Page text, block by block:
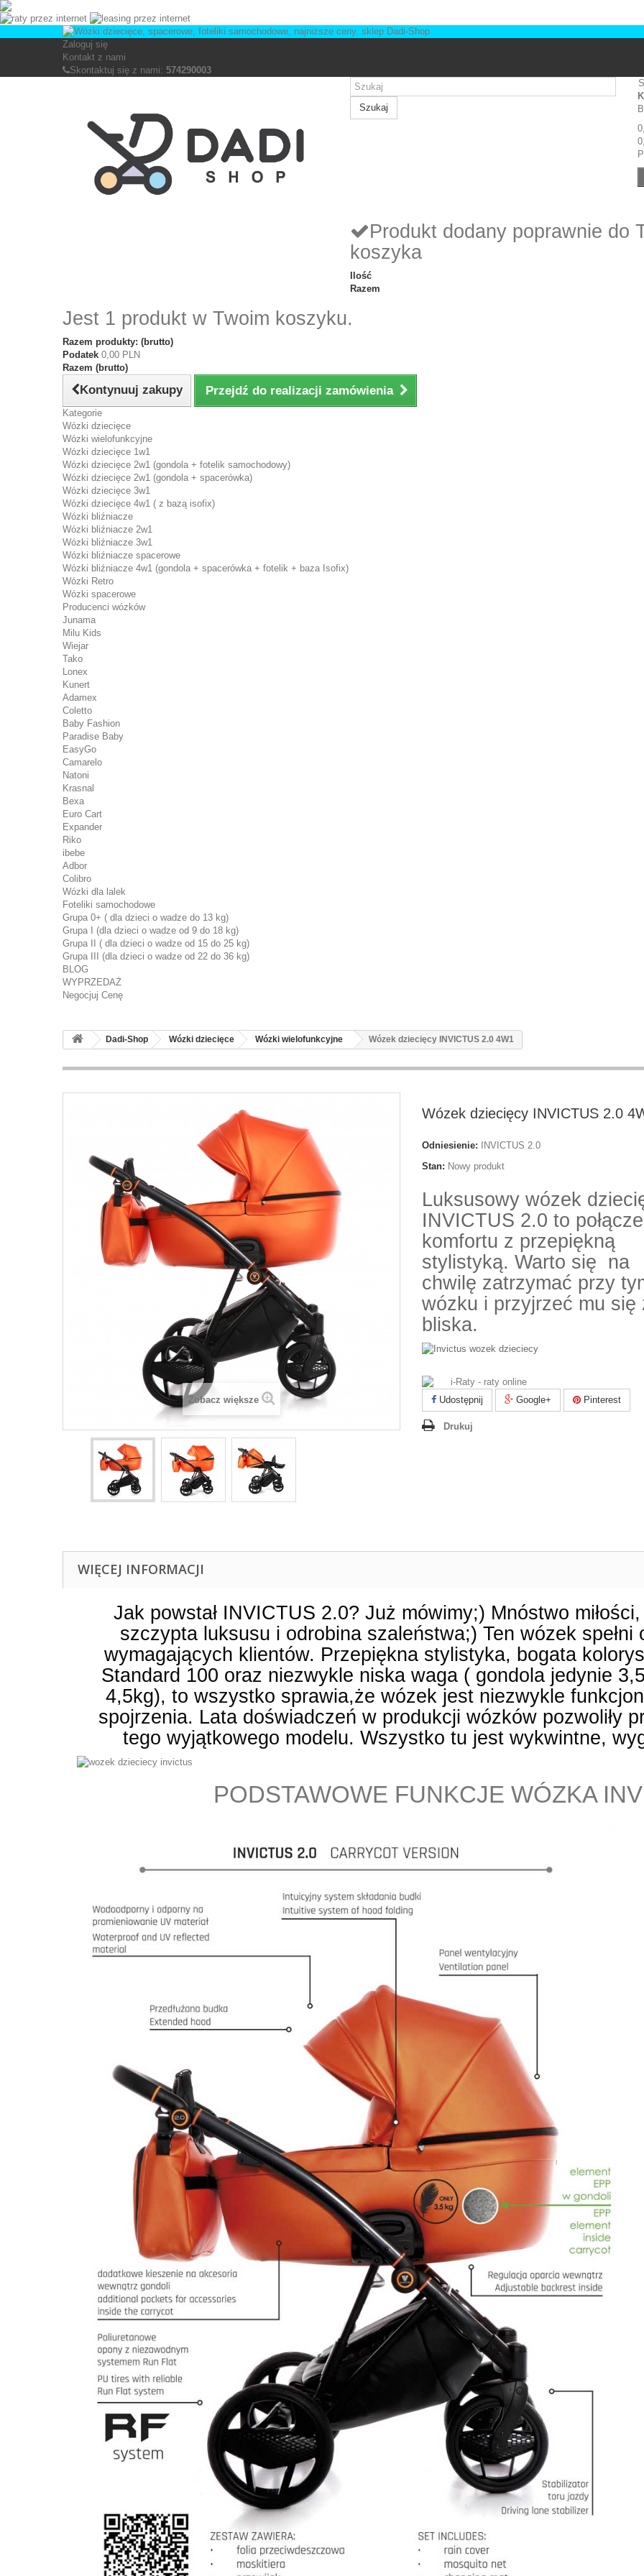
Zaloguj się
Kontakt z nami
Skontaktuj się z nami: 574290003
Szukaj
Produkt dodany poprawnie do
koszyka
Ilość
Razem
Jest 1 produkt w Twoim koszyku.
Razem produkty: (brutto)
Podatek 0,00 PLN
Razem (brutto)
Kontynuuj zakupy Przejdź do realizacji zamówienia
Kategorie
Wózki dziecięce
Wózki wielofunkcyjne
Wózki dziecięce 1w1
Wózki dziecięce 2w1 (gondola + fotelik samochodowy)
Wózki dziecięce 2w1 (gondola + spacerówka)
Wózki dziecięce 3w1
Wózki dziecięce 4w1 ( z bazą isofix)
Wózki bliźniacze
Wózki bliźniacze 2w1
Wózki bliźniacze 3w1
Wózki bliźniacze spacerowe
Wózki bliźniacze 4w1 (gondola + spacerówka + fotelik + baza Isofix)
Wózki Retro
Wózki spacerowe
Producenci wózków
Junama
Milu Kids
Wiejar
Tako
Lonex
Kunert
Adamex
Coletto
Baby Fashion
Paradise Baby
EasyGo
Camarelo
Natoni
Krasnal
Bexa
Euro Cart
Expander
Riko
ibebe
Adbor
Colibro
Wózki dla lalek
Foteliki samochodowe
Grupa 0+ ( dla dzieci o wadze do 13 kg)
Grupa I (dla dzieci o wadze od 9 do 18 kg)
Grupa II ( dla dzieci o wadze od 15 do 25 kg)
Grupa III (dla dzieci o wadze od 22 do 36 kg)
BLOG
WYPRZEDAŻ
Negocjuj Cenę
Dadi-Shop Wózki dziecięce Wózki wielofunkcyjne Wózek dziecięcy INVICTUS 2.0 4W1
Zobacz większe
Wózek dziecięcy INVICTUS 2.0
Odniesienie:
INVICTUS 2.0
Stan: Nowy produkt
Luksusowy wózek
INVICTUS 2.0 to
komfortu z przepiękną
stylistyką. Warto się na
chwilę zatrzymać przy
wózku i przyjrzeć mu się
bliska.
Udostępnij Google+ Pinterest
Drukuj
WIĘCEJ INFORMACJI
Jak powstał INVICTUS 2.0? Już mówimy;) Mnóstwo
szczypta luksusu i odrobina szaleństwa;) Ten wózek spełni
wymagających klientów. Przepiękna stylistyka, bogata
Standard 100 oraz niezwykle niska waga ( gondola jedynie
4,5kg), to wszystko sprawia,że wózek jest niezwykle
spojrzenia. Lata doświadczeń w produkcji wózków pozwoliły
tego wyjątkowego modelu. Wszystko tu jest wykwintne,
PODSTAWOWE FUNKCJE WÓZKA